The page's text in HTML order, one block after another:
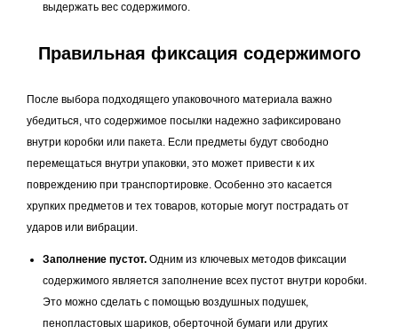
выдержать вес содержимого.
Правильная фиксация содержимого
После выбора подходящего упаковочного материала важно
убедиться, что содержимое посылки надежно зафиксировано
внутри коробки или пакета. Если предметы будут свободно
перемещаться внутри упаковки, это может привести к их
повреждению при транспортировке. Особенно это касается
хрупких предметов и тех товаров, которые могут пострадать от
ударов или вибрации.
Заполнение пустот. Одним из ключевых методов фиксации
содержимого является заполнение всех пустот внутри коробки.
Это можно сделать с помощью воздушных подушек,
пенопластовых шариков, оберточной бумаги или других